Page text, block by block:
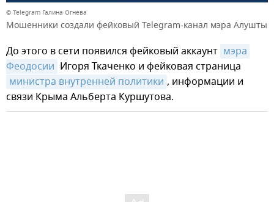
© Telegram Галина Огнева
Мошенники создали фейковый Telegram-канал мэра Алушты
До этого в сети появился фейковый аккаунт мэра
Феодосии Игоря Ткаченко и фейковая страница
министра внутренней политики , информации и
связи Крыма Альберта Куршутова.